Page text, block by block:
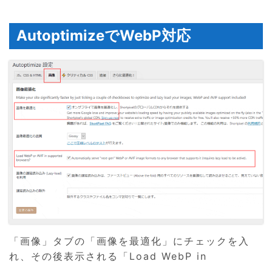
AutoptimizeでWebP対応
「画像」タブの「画像を最適化」にチェックを入
れ、その後表示される「Load WebP in